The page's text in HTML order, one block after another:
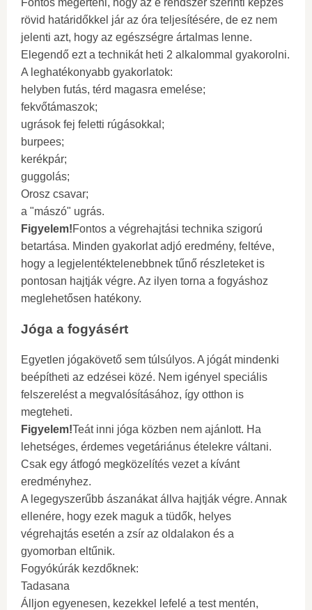
Fontos megérteni, hogy az e rendszer szerinti képzés
rövid határidőkkel jár az óra teljesítésére, de ez nem
jelenti azt, hogy az egészségre ártalmas lenne.
Elegendő ezt a technikát heti 2 alkalommal gyakorolni.
A leghatékonyabb gyakorlatok:
helyben futás, térd magasra emelése;
fekvőtámaszok;
ugrások fej feletti rúgásokkal;
burpees;
kerékpár;
guggolás;
Orosz csavar;
a "mászó" ugrás.
Figyelem!Fontos a végrehajtási technika szigorú
betartása. Minden gyakorlat adjó eredmény, feltéve,
hogy a legjelentéktelenebbnek tűnő részleteket is
pontosan hajtják végre. Az ilyen torna a fogyáshoz
meglehetősen hatékony.
Jóga a fogyásért
Egyetlen jógakövető sem túlsúlyos. A jógát mindenki
beépítheti az edzései közé. Nem igényel speciális
felszerelést a megvalósításához, így otthon is
megteheti.
Figyelem!Teát inni jóga közben nem ajánlott. Ha
lehetséges, érdemes vegetáriánus ételekre váltani.
Csak egy átfogó megközelítés vezet a kívánt
eredményhez.
A legegyszerűbb ászanákat állva hajtják végre. Annak
ellenére, hogy ezek maguk a tüdők, helyes
végrehajtás esetén a zsír az oldalakon és a
gyomorban eltűnik.
Fogyókúrák kezdőknek:
Tadasana
Álljon egyenesen, kezekkel lefelé a test mentén,